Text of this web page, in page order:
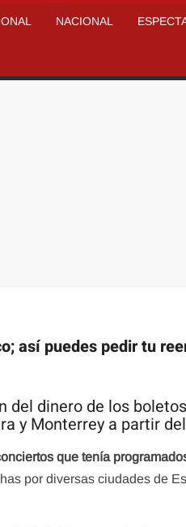
NACIONAL
así puedes pedir tu
dinero de los
y Monterrey a partir
que tenía
por diversas ciudades de